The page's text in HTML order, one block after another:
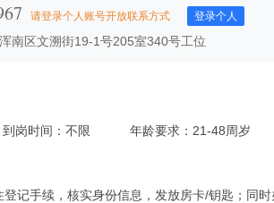
请登录个人账号开放联系方式 登录个人
南区文溯街19-1号205室340号工位
到岗时间：不限 年龄要求：21-48周岁
记手续，核实身份信息，发放房卡/钥匙；同